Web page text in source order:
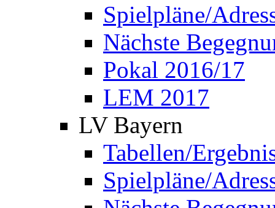
Spielpläne/
Nächste
Pokal 2016/17
LEM 2017
LV Bayern
Tabellen/
Spielpläne/